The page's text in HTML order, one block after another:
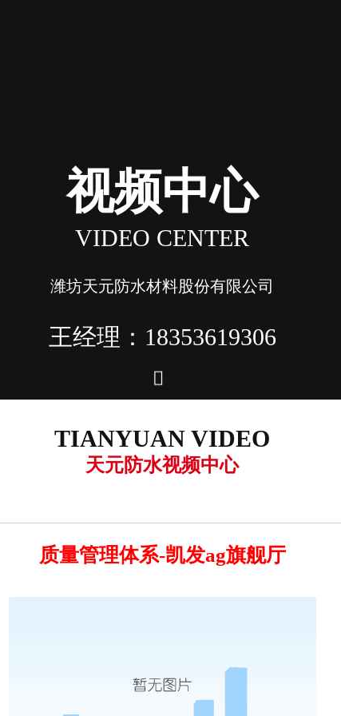
视频中心
VIDEO CENTER
潍坊天元防水材料股份有限公司
王经理：18353619306

TIANYUAN VIDEO
天元防水视频中心
质量管理体系-凯发ag旗舰厅